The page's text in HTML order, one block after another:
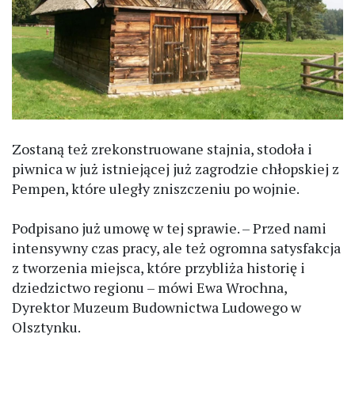
Zostaną też zrekonstruowane stajnia, stodoła i
piwnica w już istniejącej już zagrodzie chłopskiej z
Pempen, które uległy zniszczeniu po wojnie.
Podpisano już umowę w tej sprawie. – Przed nami
intensywny czas pracy, ale też ogromna satysfakcja
z tworzenia miejsca, które przybliża historię i
dziedzictwo regionu – mówi Ewa Wrochna,
Dyrektor Muzeum Budownictwa Ludowego w
Olsztynku.